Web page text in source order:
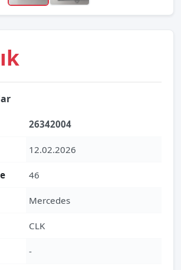
26342004
12.02.2026
46
Mercedes
CLK
-